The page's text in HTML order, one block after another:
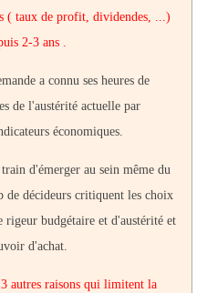
( taux de profit, dividendes, ...)
2-3 ans .
a connu ses heures de
de l'austérité actuelle par
économiques.
d'émerger au sein même du
de décideurs critiquent les choix
rigeur budgétaire et d'austérité et
d'achat.
autres raisons qui limitent la